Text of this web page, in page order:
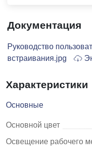
Документация
Руководство
встраивания.jpg
Характеристики
Основные
Основной цвет
Освещение рабочего